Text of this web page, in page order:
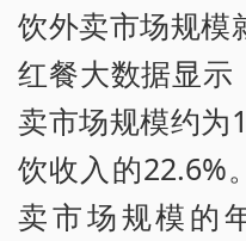
饮外卖市场规模
红餐大数据显示
卖市场规模约为
饮收入的22.6%
卖市场规模的